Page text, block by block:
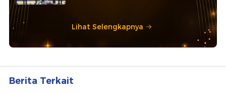
Lihat Selengkapnya
Berita Terkait